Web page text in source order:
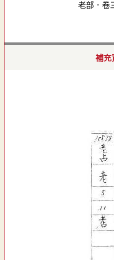
老部．卷
補充